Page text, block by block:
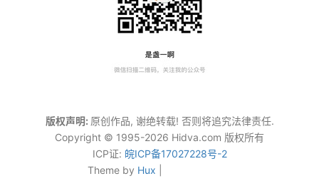
版权声明: 原创作品, 谢绝转载! 否则将追究法律责任.
Copyright © 1995-2026 Hidva.com 版权所有
ICP证: 皖ICP备17027228号-2
Theme by Hux